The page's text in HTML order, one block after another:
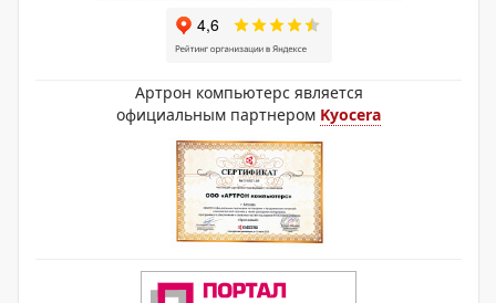
Артрон компьютерс является
официальным партнером Kyocera